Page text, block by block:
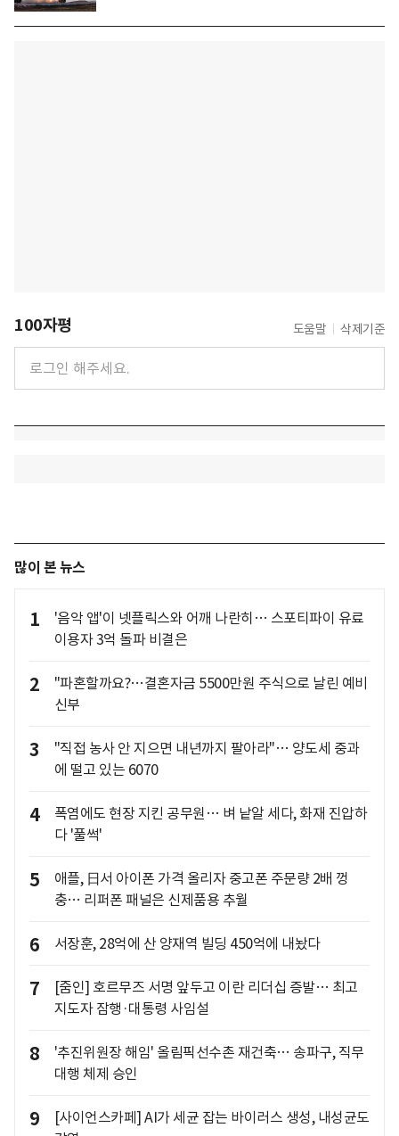
100자평 도움말 삭제기준
많이 본 뉴스
1
'음악 앱'이 넷플릭스와 어깨 나란히… 스포티파이 유료
이용자 3억 돌파 비결은
2
"파혼할까요?…결혼자금 5500만원 주식으로 날린 예비
신부
3
"직접 농사 안 지으면 내년까지 팔아라"… 양도세 중과
에 떨고 있는 6070
4
폭염에도 현장 지킨 공무원… 벼 낱알 세다, 화재 진압하
다 '풀썩'
5
애플, 日서 아이폰 가격 올리자 중고폰 주문량 2배 껑
충… 리퍼폰 패널은 신제품용 추월
6 서장훈, 28억에 산 양재역 빌딩 450억에 내놨다
7
[줌인] 호르무즈 서명 앞두고 이란 리더십 증발… 최고
지도자 잠행·대통령 사임설
8
'추진위원장 해임' 올림픽선수촌 재건축… 송파구, 직무
대행 체제 승인
9
[사이언스카페] AI가 세균 잡는 바이러스 생성, 내성균도